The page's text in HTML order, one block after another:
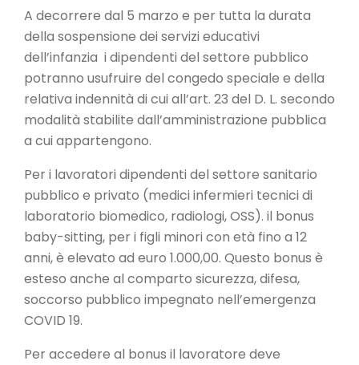
A decorrere dal 5 marzo e per tutta la durata
della sospensione dei servizi educativi
dell’infanzia i dipendenti del settore pubblico
potranno usufruire del congedo speciale e della
relativa indennità di cui all’art. 23 del D. L. secondo
modalità stabilite dall’amministrazione pubblica
a cui appartengono.
Per i lavoratori dipendenti del settore sanitario
pubblico e privato (medici infermieri tecnici di
laboratorio biomedico, radiologi, OSS). il bonus
baby-sitting, per i figli minori con età fino a 12
anni, è elevato ad euro 1.000,00. Questo bonus è
esteso anche al comparto sicurezza, difesa,
soccorso pubblico impegnato nell’emergenza
COVID 19.
Per accedere al bonus il lavoratore deve